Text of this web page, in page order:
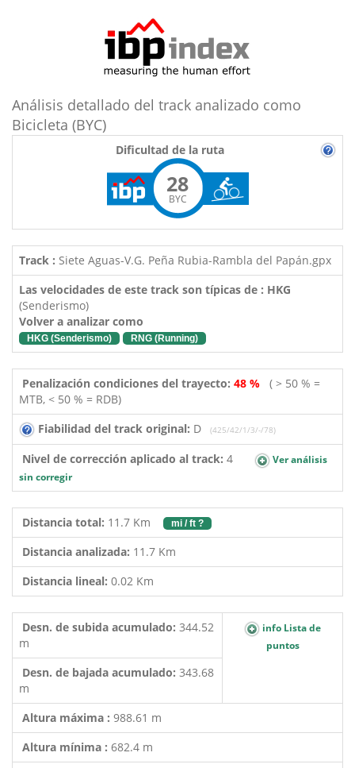
Análisis detallado del track analizado como
Bicicleta (BYC)
Dificultad de la ruta
28
BYC
Track : Siete Aguas-V.G. Peña Rubia-Rambla del Papán.gpx
Las velocidades de este track son típicas de : HKG
(Senderismo)
Volver a analizar como
HKG (Senderismo) RNG (Running)
Penalización condiciones del trayecto: 48 % ( > 50 % =
MTB, < 50 % = RDB)
Fiabilidad del track original: D (425/42/1/3/-/78)
Nivel de corrección aplicado al track: 4
Ver análisis
sin corregir
Distancia total: 11.7 Km mi / ft ?
Distancia analizada: 11.7 Km
Distancia lineal: 0.02 Km
Desn. de subida acumulado: 344.52
m
info Lista de
puntos
Desn. de bajada acumulado: 343.68
m
Altura máxima : 988.61 m
Altura mínima : 682.4 m